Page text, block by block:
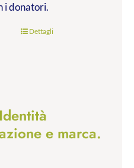
i donatori.
Dettagli
e marca.